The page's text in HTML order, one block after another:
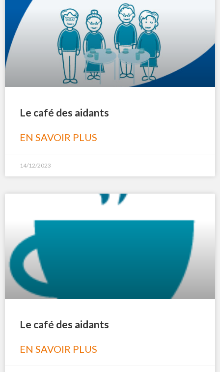
Le café des aidants
EN SAVOIR PLUS
14/12/2023
Le café des aidants
EN SAVOIR PLUS